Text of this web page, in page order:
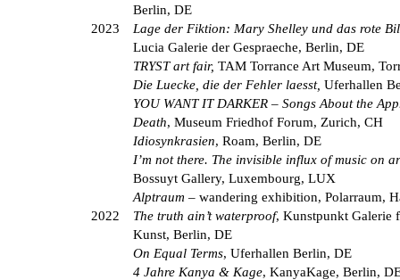
Berlin, DE
2023
Lage der Fiktion: Mary Shelley und das rote
Lucia Galerie der Gespraeche, Berlin, DE
TRYST art fair, TAM Torrance Art Museum,
Die Luecke, die der Fehler laesst, Uferhallen
YOU WANT IT DARKER – Songs About the
Death, Museum Friedhof Forum, Zurich, CH
Idiosynkrasien, Roam, Berlin, DE
I’m not there. The invisible influx of music on
Bossuyt Gallery, Luxembourg, LUX
Alptraum – wandering exhibition, Polarraum,
2022
The truth ain’t waterproof, Kunstpunkt Galerie
Kunst, Berlin, DE
On Equal Terms, Uferhallen Berlin, DE
4 Jahre Kanya & Kage, KanyaKage, Berlin,